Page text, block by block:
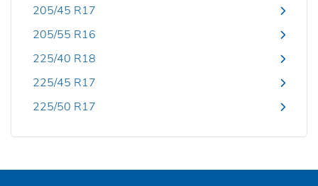
205/45 R17
205/55 R16
225/40 R18
225/45 R17
225/50 R17